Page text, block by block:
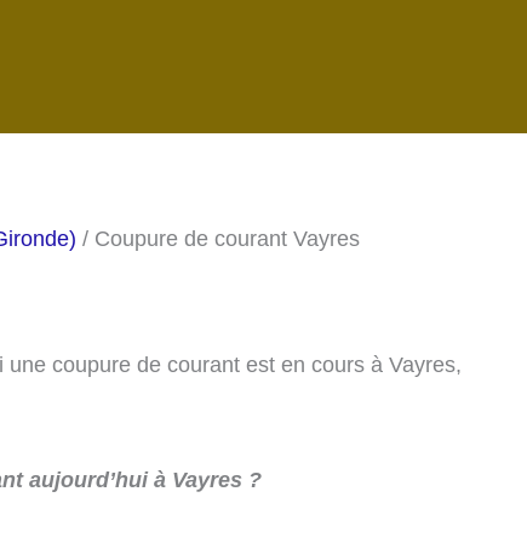
/ Coupure de courant Vayres
coupure de courant est en cours à Vayres,
aujourd’hui à Vayres ?